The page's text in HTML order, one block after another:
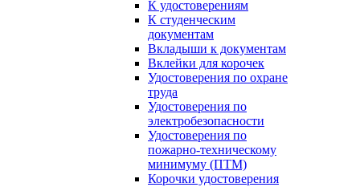
К удостоверениям
К студенческим
документам
Вкладыши к документам
Вклейки для корочек
Удостоверения по охране
труда
Удостоверения по
электробезопасности
Удостоверения по
пожарно-техническому
минимуму (ПТМ)
Корочки удостоверения